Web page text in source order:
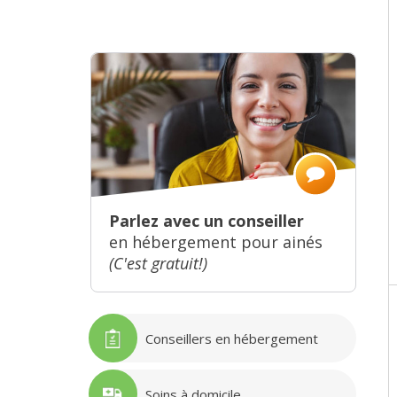
Parlez avec un conseiller
en hébergement pour ainés
(C'est gratuit!)
Conseillers en hébergement